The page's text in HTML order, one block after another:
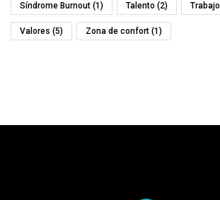
Síndrome Burnout (1) Talento (2) Trabajo
Valores (5) Zona de confort (1)